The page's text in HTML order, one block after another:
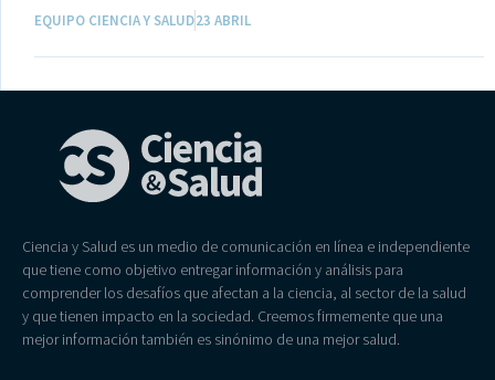
EQUIPO CIENCIA Y SALUD23 ABRIL
Ciencia y Salud es un medio de comunicación en línea e independiente
que tiene como objetivo entregar información y análisis para
comprender los desafíos que afectan a la ciencia, al sector de la salud
y que tienen impacto en la sociedad. Creemos firmemente que una
mejor información también es sinónimo de una mejor salud.